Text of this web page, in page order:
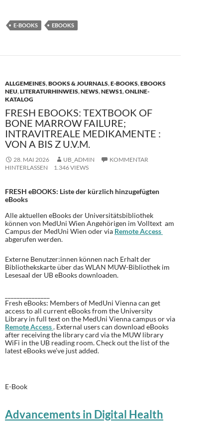
e
b
o
k
to
d
o
ail
E-BOOKS EBOOKS
ALLGEMEINES,BOOKS & JOURNALS,E-BOOKS,EBOOKS
NEU,LITERATURHINWEIS,NEWS,NEWS1,ONLINE-
KATALOG
FRESH EBOOKS: TEXTBOOK OF
BONE MARROW FAILURE;
INTRAVITREALE MEDIKAMENTE :
VON A BIS Z U.V.M.
28. MAI 2026 UB_ADMIN
KOMMENTAR
HINTERLASSEN
1.346 VIEWS
FRESH eBOOKS: Liste der kürzlich hinzugefügten
eBooks
Alle aktuellen eBooks der Universitätsbibliothek
können von MedUni Wien Angehörigen im Volltext am
Campus der MedUni Wien oder via Remote Access
abgerufen werden.
Externe Benutzer:innen können nach Erhalt der
Bibliothekskarte über das WLAN MUW-Bibliothek im
Lesesaal der UB eBooks downloaden.
Fresh eBooks: Members of MedUni Vienna can get
access to all current eBooks from the University
Library in full text on the MedUni Vienna campus or via
Remote Access. External users can download eBooks
after receiving the library card via the MUW library
WiFi in the UB reading room.Check out the list of the
latest eBooks we’ve just added.
E-Book
Advancements in Digital Health